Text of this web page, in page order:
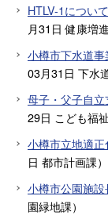
HTLV-1につい
月31日 健康増
小樽市下水道
03月31日 下水
母子・父子自
29日 こども福
小樽市立地適
日 都市計画課）
小樽市公園施
園緑地課）